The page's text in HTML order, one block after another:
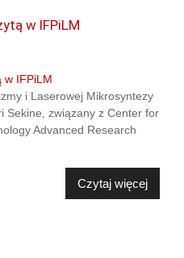
w IFPiLM
i Laserowej Mikrosyntezy
Sekine, związany z Center for
Advanced Research
Czytaj więcej